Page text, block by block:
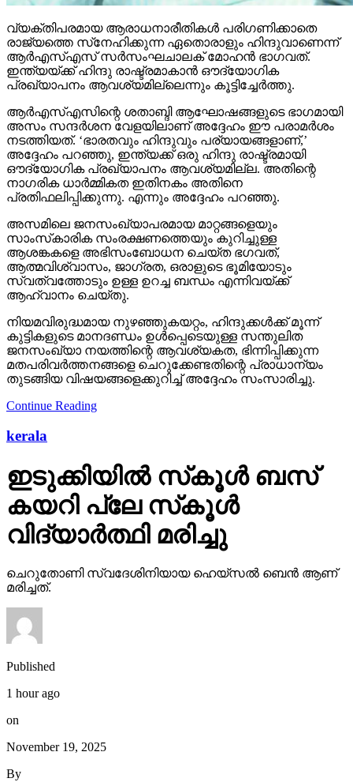
വ്യക്തിപരമായ ആരാധനാരീതികള്‍ പരിഗണിക്കാതെ
രാജ്യത്തെ സ്‌നേഹിക്കുന്ന ഏതൊരാളും ഹിന്ദുവാണെന്ന്
ആര്‍എസ്എസ് സര്‍സംഘചാലക് മോഹന്‍ ഭാഗവത്.
ഇന്ത്യയ്ക്ക് ഹിന്ദു രാഷ്ട്രമാകാന്‍ ഔദ്യോഗിക
പ്രഖ്യാപനം ആവശ്യമില്ലെന്നും കൂട്ടിച്ചേര്‍ത്തു.
ആര്‍എസ്എസിന്റെ ശതാബ്ദി ആഘോഷങ്ങളുടെ ഭാഗമായി
അസം സന്ദര്‍ശന വേളയിലാണ് അദ്ദേഹം ഈ പരാമര്‍ശം
നടത്തിയത്. ‘ഭാരതവും ഹിന്ദുവും പര്യായങ്ങളാണ്,’
അദ്ദേഹം പറഞ്ഞു, ഇന്ത്യക്ക് ഒരു ഹിന്ദു രാഷ്ട്രമായി
ഔദ്യോഗിക പ്രഖ്യാപനം ആവശ്യമില്ല. അതിന്റെ
നാഗരിക ധാര്‍മ്മികത ഇതിനകം അതിനെ
പ്രതിഫലിപ്പിക്കുന്നു. എന്നും അദ്ദേഹം പറഞ്ഞു.
അസമിലെ ജനസംഖ്യാപരമായ മാറ്റങ്ങളെയും
സാംസ്‌കാരിക സംരക്ഷണത്തെയും കുറിച്ചുള്ള
ആശങ്കകളെ അഭിസംബോധന ചെയ്ത ഭഗവത്,
ആത്മവിശ്വാസം, ജാഗ്രത, ഒരാളുടെ ഭൂമിയോടും
സ്വത്വത്തോടും ഉള്ള ഉറച്ച ബന്ധം എന്നിവയ്ക്ക്
ആഹ്വാനം ചെയ്തു.
നിയമവിരുദ്ധമായ നുഴഞ്ഞുകയറ്റം, ഹിന്ദുക്കള്‍ക്ക് മൂന്ന്
കുട്ടികളുടെ മാനദണ്ഡം ഉള്‍പ്പെടെയുള്ള സന്തുലിത
ജനസംഖ്യാ നയത്തിന്റെ ആവശ്യകത, ഭിന്നിപ്പിക്കുന്ന
മതപരിവര്‍ത്തനങ്ങളെ ചെറുക്കേണ്ടതിന്റെ പ്രാധാന്യം
തുടങ്ങിയ വിഷയങ്ങളെക്കുറിച്ച് അദ്ദേഹം സംസാരിച്ചു.
Continue Reading
kerala
ഇടുക്കിയില്‍ സ്‌കൂള്‍ ബസ്
കയറി പ്ലേ സ്‌കൂള്‍
വിദ്യാര്‍ത്ഥി മരിച്ചു
ചെറുതോണി സ്വദേശിനിയായ ഹെയ്‌സല്‍ ബെന്‍ ആണ്
മരിച്ചത്.
Published
1 hour ago
on
November 19, 2025
By